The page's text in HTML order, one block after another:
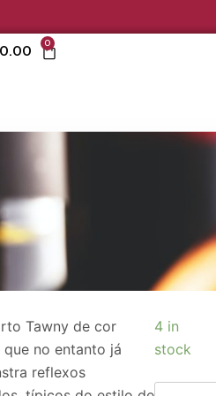
0.00 0
Tawny de cor
que no entanto já
reflexos
4 in
stock